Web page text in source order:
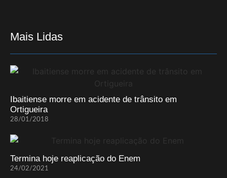
Mais Lidas
Ibaitiense morre em acidente de trânsito em
Ortigueira
28/01/2018
Termina hoje reaplicação do Enem
24/02/2021